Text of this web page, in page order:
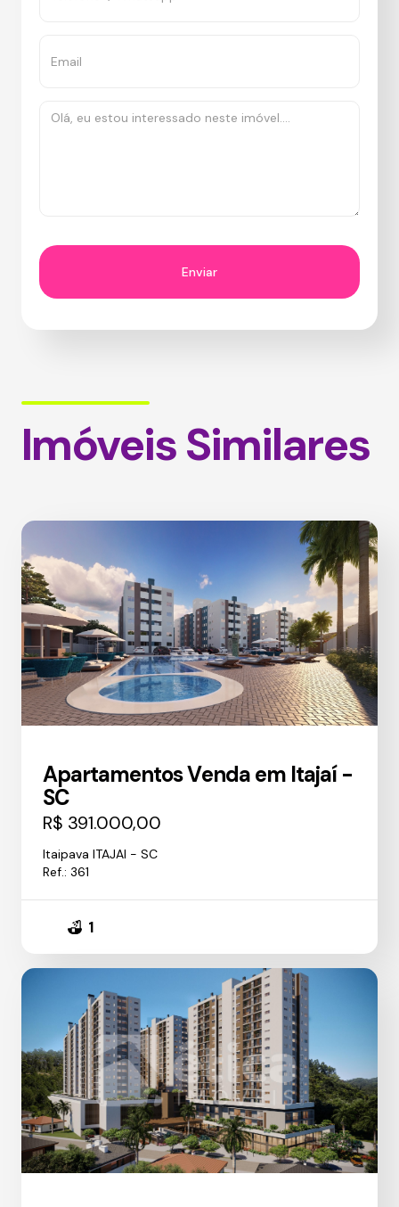
Imóveis Similares
Apartamentos Venda em Itajaí -
SC
R$ 391.000,00
Itaipava ITAJAI - SC
Ref.: 361
1